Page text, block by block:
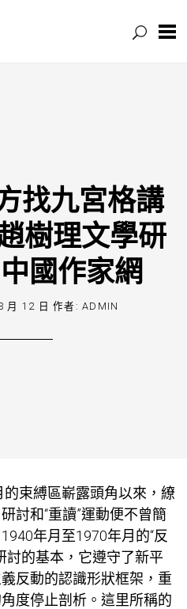
找九宮格講
樹理文學研
國作家網
月 12 日 作者:ADMIN
的束縛區嶄露頭角以來，繚
討和“重讀”運動便不曾簡
年月至1970年月的“反
討的基本，它遵守了新平
反動的認識形狀框架，重
度停止剖析。這里所稱的